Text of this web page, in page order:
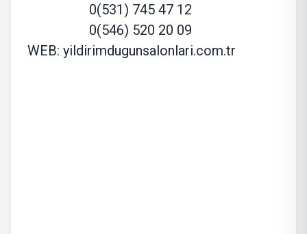
0(531) 745 47 12
0(546) 520 20 09
WEB: yildirimdugunsalonlari.com.tr